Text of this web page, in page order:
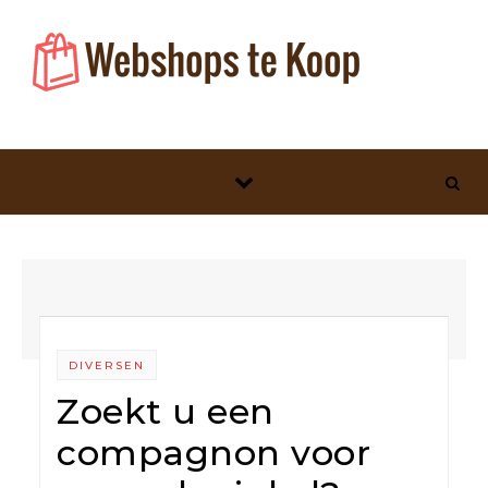
DIVERSEN
Zoekt u een
compagnon voor